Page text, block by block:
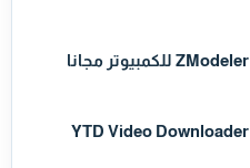
تحميل فيديو داونلودر YTD Video Downloader